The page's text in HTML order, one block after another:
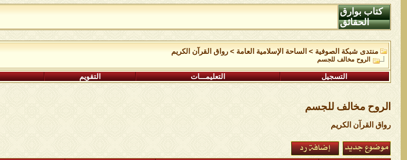
كتاب بوارق
الحقائق
منتدى شبكة الصوفية > الساحة اﻹسلامية العامة >رواق القرآن الكريم
الروح مخالف للجسم
التسجيل التعليمـــات التقويم
الروح مخالف للجسم
رواق القرآن الكريم